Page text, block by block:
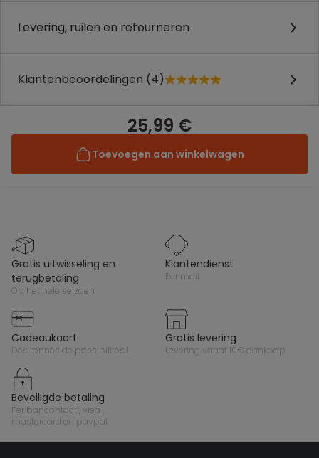
Levering, ruilen en retourneren
Klantenbeoordelingen (4)
25,99 €
Toevoegen aan winkelwagen
gratis uitwisseling en
terugbetaling
op het hele seizoen
klantendienst
per mail
cadeaukaart
des tonnes de possibilités !
gratis levering
levering vanaf 10€ aankoop
beveiligde betaling
per bancontact , visa ,
mastercard en paypal